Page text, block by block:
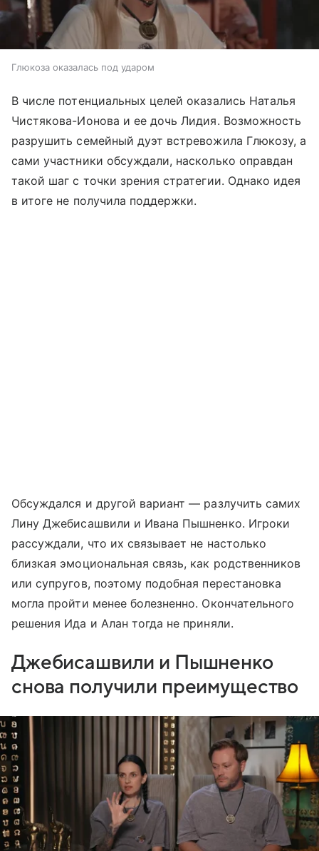
Глюкоза оказалась под ударом
В числе потенциальных целей оказались Наталья
Чистякова-Ионова и ее дочь Лидия. Возможность
разрушить семейный дуэт встревожила Глюкозу, а
сами участники обсуждали, насколько оправдан
такой шаг с точки зрения стратегии. Однако идея
в итоге не получила поддержки.
Обсуждался и другой вариант — разлучить самих
Лину Джебисашвили и Ивана Пышненко. Игроки
рассуждали, что их связывает не настолько
близкая эмоциональная связь, как родственников
или супругов, поэтому подобная перестановка
могла пройти менее болезненно. Окончательного
решения Ида и Алан тогда не приняли.
Джебисашвили и Пышненко
снова получили преимущество